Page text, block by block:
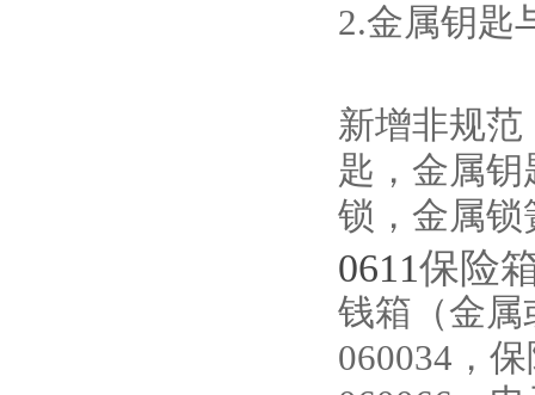
2.金属钥匙
新增非规
匙，金属
锁，金属锁
0611保险
钱箱（金属
060034，